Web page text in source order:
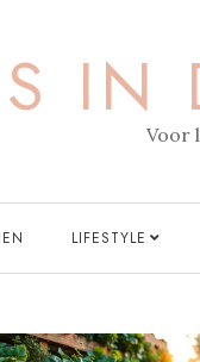
INVoor
LIFESTYLE